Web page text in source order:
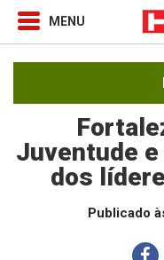
Juventude
dos
Publicado